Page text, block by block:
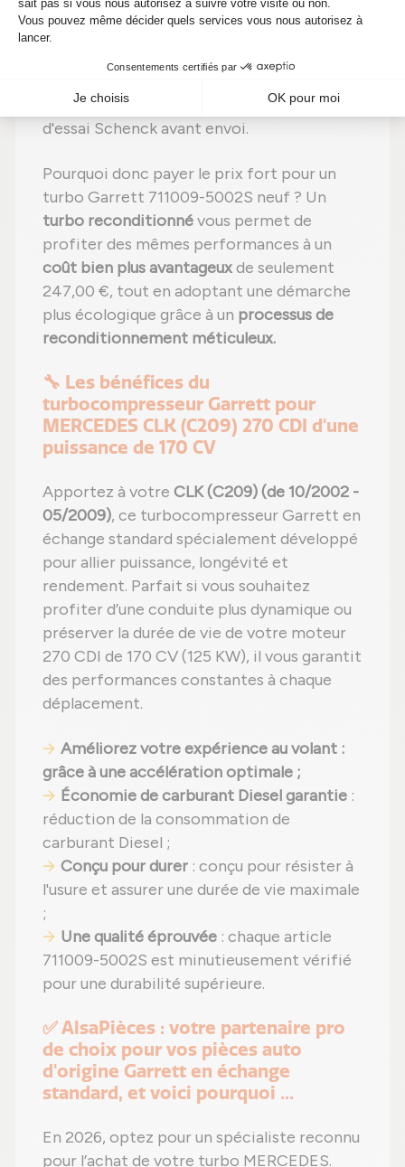
uséespar des pièces neuves ;
réglages effectués selon les
Étape 6 :Contrôle qualité
sur banc
d'essai Schenck avant envoi.
Pourquoi donc payer le prix fort pour un
turbo Garrett 711009-5002S neuf ? Un
turbo reconditionnévous permet de
profiter des mêmes performances à un
coût bien plus avantageuxde seulement
247,00 €, tout en adoptant une démarche
plus écologique grâce à un processus de
reconditionnement méticuleux.
🔧 Les bénéfices du
turbocompresseur Garrett pour
MERCEDES CLK (C209) 270 CDI d'une
puissance de 170 CV
Apportez à votre CLK (C209) (de 10/2002 -
05/2009), ce turbocompresseur Garrett en
échange standard spécialement développé
pour allier puissance, longévité et
rendement. Parfait si vous souhaitez
profiter d’une conduite plus dynamique ou
préserver la durée de vie de votre moteur
270 CDI de 170 CV (125 KW), il vous garantit
des performances constantes à chaque
déplacement.
Améliorez votre expérience au volant :
grâce à une accélération optimale ;
Économie de carburant Diesel garantie :
réduction de la consommation de
carburant Diesel ;
Conçu pour durer : conçu pour résister à
l'usure et assurer une durée de vie maximale
;
Une qualité éprouvée : chaque article
711009-5002S est minutieusement vérifié
pour une durabilité supérieure.
✅ AlsaPièces : votre partenaire pro
de choix pour vos pièces auto
d'origine Garrett en échange
standard, et voici pourquoi ...
En 2026, optez pour un spécialiste reconnu
pour l’achat de votre turbo MERCEDES.